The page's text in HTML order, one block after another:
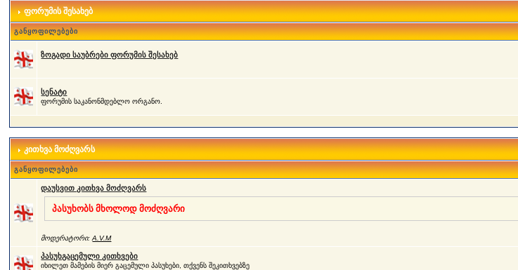
ფორუმის შესახებ
განყოფილებები
ზოგადი საუბრები ფორუმის შესახებ
სენატი
ფორუმის საკანონმდებლო ორგანო.
კითხვა მოძღვარს
განყოფილებები
დაუსვით კითხვა მოძღვარს
პასუხობს მხოლოდ მოძღვარი
მოდერატორი:A.V.M
პასუხგაცემული კითხვები
იხილეთ მამების მიერ გაცემული პასუხები, თქვენს შეკითხვებზე